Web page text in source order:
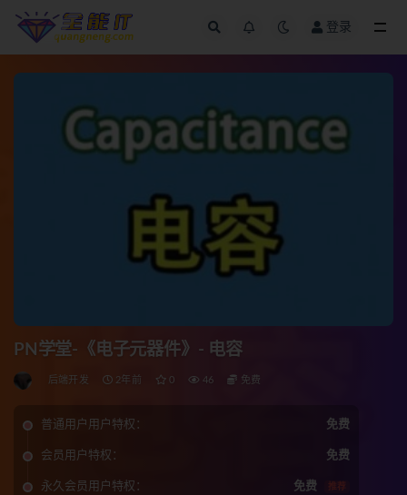
登录
PN学堂-《电子元器件》- 电容
后端开发 2年前 0 46 免费
普通用户用户特权： 免费
会员用户特权： 免费
永久会员用户特权： 免费 推荐